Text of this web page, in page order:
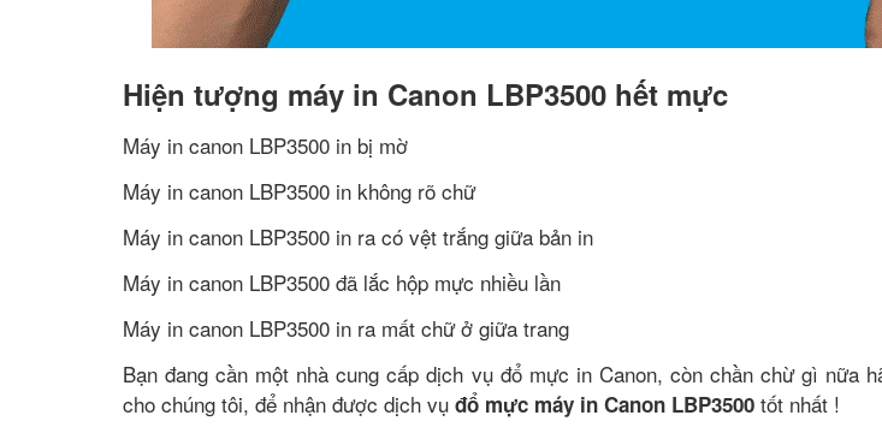
Hiện tượng máy in Canon LBP3500 hết mực
Máy in canon LBP3500 in bị mờ
Máy in canon LBP3500 in không rõ chữ
Máy in canon LBP3500 in ra có vệt trắng giữa bản in
Máy in canon LBP3500 đã lắc hộp mực nhiều lần
Máy in canon LBP3500 in ra mất chữ ở giữa trang
Bạn đang cần một nhà cung cấp dịch vụ đổ mực in Canon, còn chần chừ gì nữa
cho chúng tôi, để nhận được dịch vụ đổ mực máy in Canon LBP3500 tốt nhất !